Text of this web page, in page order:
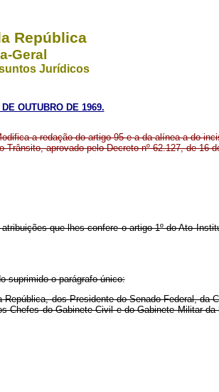
República
Geral
Jurídicos
OUTUBRO DE 1969.
a redação do artigo 95 e a da alínea a do
Trânsito, aprovado pelo Decreto nº 62.127, de 16
que lhes confere o artigo 1º do Ato
suprimido o parágrafo único:
dos Presidente do Senado Federal, da
do Gabinete Civil e do Gabinete Militar